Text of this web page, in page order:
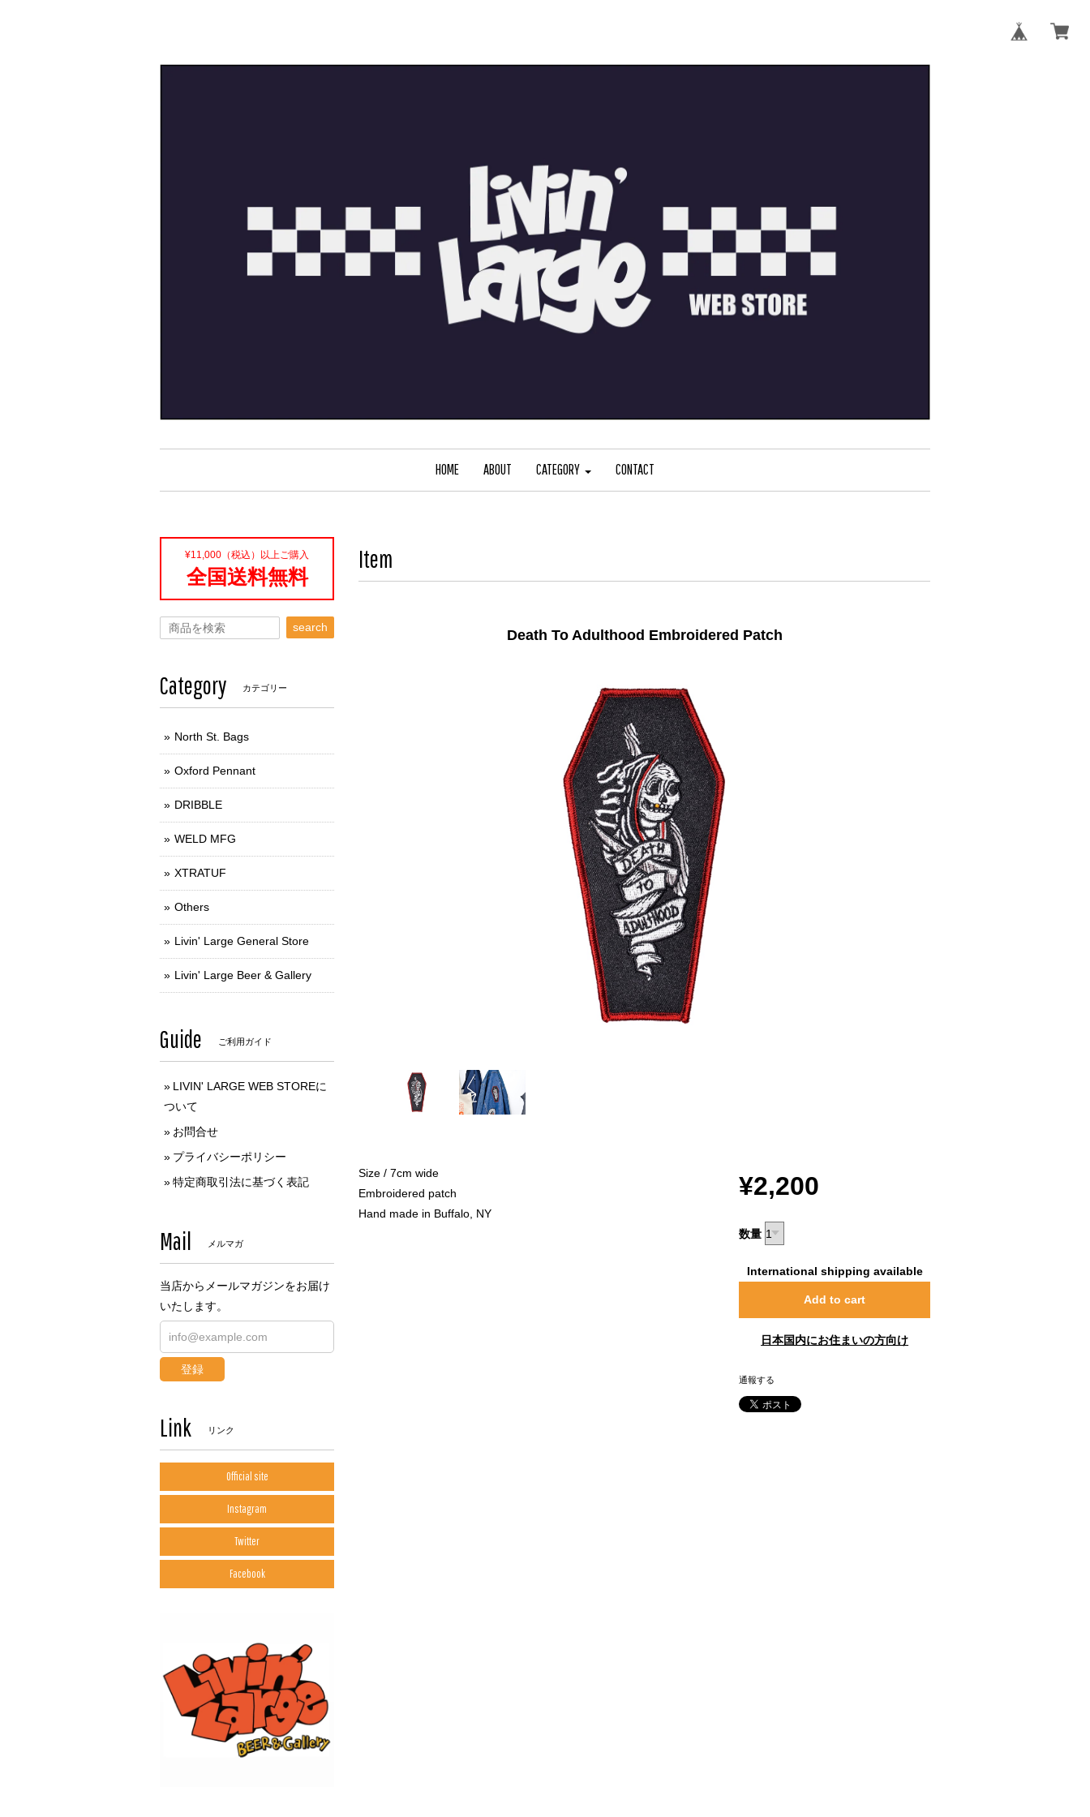
HOME ABOUT CATEGORY CONTACT
Item
Death To Adulthood Embroidered Patch
Size / 7cm wide
Embroidered patch
Hand made in Buffalo, NY
¥2,200
数量
International shipping available
Add to cart
日本国内にお住まいの方向け
通報する
¥11,000（税込）以上ご購入
全国送料無料
search
Category カテゴリー
North St. Bags
Oxford Pennant
DRIBBLE
WELD MFG
XTRATUF
Others
Livin' Large General Store
Livin' Large Beer & Gallery
Guide ご利用ガイド
LIVIN' LARGE WEB STOREに
ついて
お問合せ
プライバシーポリシー
特定商取引法に基づく表記
Mail メルマガ
当店からメールマガジンをお届け
いたします。
登録
Link リンク
Official site
Instagram
Twitter
Facebook